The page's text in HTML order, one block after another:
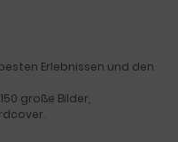
Erlebnissen und den
große Bilder,